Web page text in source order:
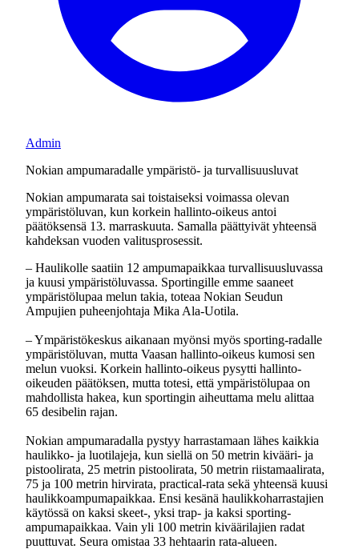
Admin
Nokian ampumaradalle ympäristö- ja turvallisuusluvat
Nokian ampumarata sai toistaiseksi voimassa olevan
ympäristöluvan, kun korkein hallinto-oikeus antoi
päätöksensä 13. marraskuuta. Samalla päättyivät yhteensä
kahdeksan vuoden valitusprosessit.
– Haulikolle saatiin 12 ampumapaikkaa turvallisuusluvassa
ja kuusi ympäristöluvassa. Sportingille emme saaneet
ympäristölupaa melun takia, toteaa Nokian Seudun
Ampujien puheenjohtaja Mika Ala-Uotila.
– Ympäristökeskus aikanaan myönsi myös sporting-radalle
ympäristöluvan, mutta Vaasan hallinto-oikeus kumosi sen
melun vuoksi. Korkein hallinto-oikeus pysytti hallinto-
oikeuden päätöksen, mutta totesi, että ympäristölupaa on
mahdollista hakea, kun sportingin aiheuttama melu alittaa
65 desibelin rajan.
Nokian ampumaradalla pystyy harrastamaan lähes kaikkia
haulikko- ja luotilajeja, kun siellä on 50 metrin kivääri- ja
pistoolirata, 25 metrin pistoolirata, 50 metrin riistamaalirata,
75 ja 100 metrin hirvirata, practical-rata sekä yhteensä kuusi
haulikkoampumapaikkaa. Ensi kesänä haulikkoharrastajien
käytössä on kaksi skeet-, yksi trap- ja kaksi sporting-
ampumapaikkaa. Vain yli 100 metrin kiväärilajien radat
puuttuvat. Seura omistaa 33 hehtaarin rata-alueen.